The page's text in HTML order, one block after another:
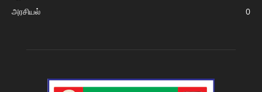
அரசியல்
0